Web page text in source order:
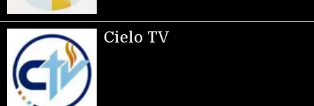
Cielo TV